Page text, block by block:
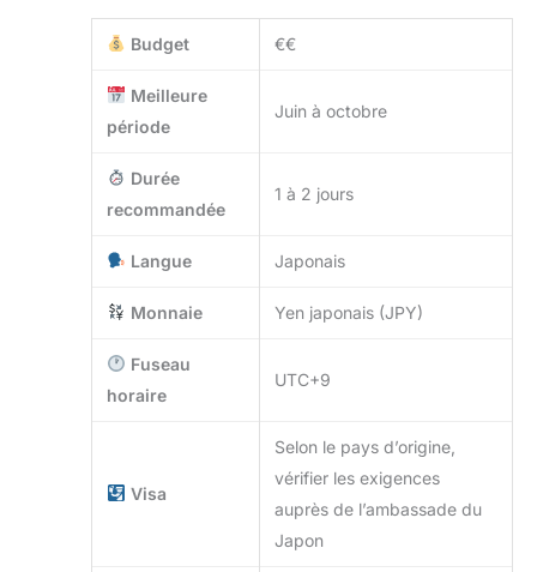
Budget €€
Meilleure
période
Juin à octobre
Durée
recommandée
1 à 2 jours
Langue Japonais
Monnaie Yen japonais (JPY)
Fuseau
horaire
UTC+9
Visa
Selon le pays d’origine,
vérifier les exigences
auprès de l’ambassade du
Japon